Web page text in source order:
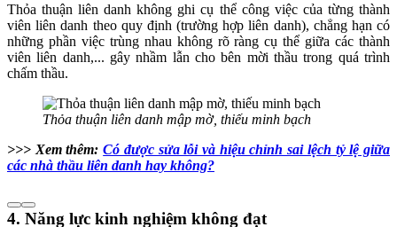
Thỏa thuận liên danh không ghi cụ thể công việc của từng thành
viên liên danh theo quy định (trường hợp liên danh), chẳng hạn có
những phần việc trùng nhau không rõ ràng cụ thể giữa các thành
viên liên danh,... gây nhầm lẫn cho bên mời thầu trong quá trình
chấm thầu.
Thỏa thuận liên danh mập mờ, thiếu minh bạch
>>> Xem thêm:Có được sửa lỗi và hiệu chỉnh sai lệch tỷ lệ giữa
các nhà thầu liên danh hay không?
4. Năng lực kinh nghiệm không đạt